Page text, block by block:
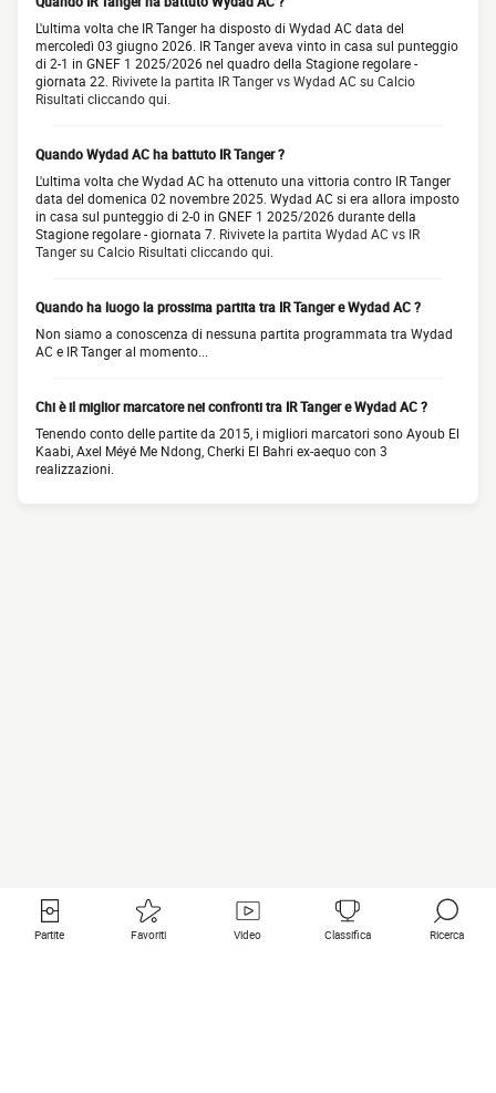
L'ultima volta che IR Tanger ha disposto di Wydad AC data del
mercoledì 03 giugno 2026. IR Tanger aveva vinto in casa sul punteggio
di 2-1 in GNEF 1 2025/2026 nel quadro della Stagione regolare -
giornata 22. Rivivete la partita IR Tanger vs Wydad AC su Calcio
Risultati cliccando qui.
Quando Wydad AC ha battuto IR Tanger ?
L'ultima volta che Wydad AC ha ottenuto una vittoria contro IR Tanger
data del domenica 02 novembre 2025. Wydad AC si era allora imposto
in casa sul punteggio di 2-0 in GNEF 1 2025/2026 durante della
Stagione regolare - giornata 7. Rivivete la partita Wydad AC vs IR
Tanger su Calcio Risultati cliccando qui.
Quando ha luogo la prossima partita tra IR Tanger e Wydad AC ?
Non siamo a conoscenza di nessuna partita programmata tra Wydad
AC e IR Tanger al momento...
Chi è il miglior marcatore nei confronti tra IR Tanger e Wydad AC ?
Tenendo conto delle partite da 2015, i migliori marcatori sono Ayoub El
Kaabi, Axel Méyé Me Ndong, Cherki El Bahri ex-aequo con 3
realizzazioni.
Partite Favoriti Video Classifica Ricerca